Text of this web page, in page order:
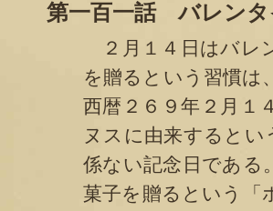
第一百一話 バレンタ
２月１４日はバレ
を贈るという習慣は
西暦２６９年２月１
ヌスに由来するとい
係ない記念日である
菓子を贈るという「